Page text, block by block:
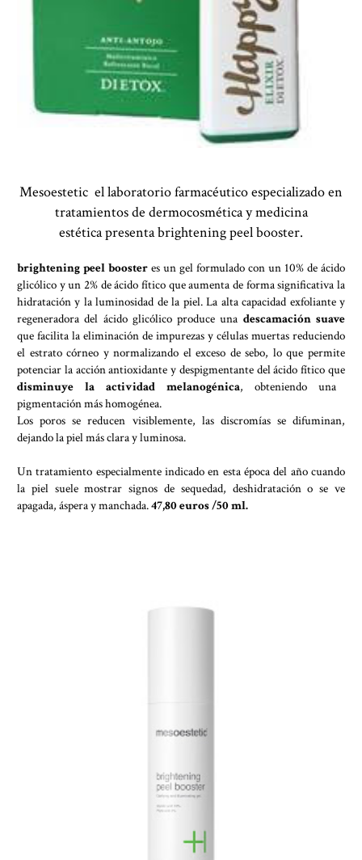
Mesoestetic el laboratorio farmacéutico especializado en
tratamientos de dermocosmética y medicina
estética presenta brightening peel booster.
brightening peel booster es un gel formulado con un 10% de ácido
glicólico y un 2% de ácido fítico que aumenta de forma significativa la
hidratación y la luminosidad de la piel. La alta capacidad exfoliante y
regeneradora del ácido glicólico produce una descamación suave
que facilita la eliminación de impurezas y células muertas reduciendo
el estrato córneo y normalizando el exceso de sebo, lo que permite
potenciar la acción antioxidante y despigmentante del ácido fítico que
disminuye la actividad melanogénica, obteniendo una
pigmentación más homogénea.
Los poros se reducen visiblemente, las discromías se difuminan,
dejando la piel más clara y luminosa.
Un tratamiento especialmente indicado en esta época del año cuando
la piel suele mostrar signos de sequedad, deshidratación o se ve
apagada, áspera y manchada.47,80 euros /50 ml.